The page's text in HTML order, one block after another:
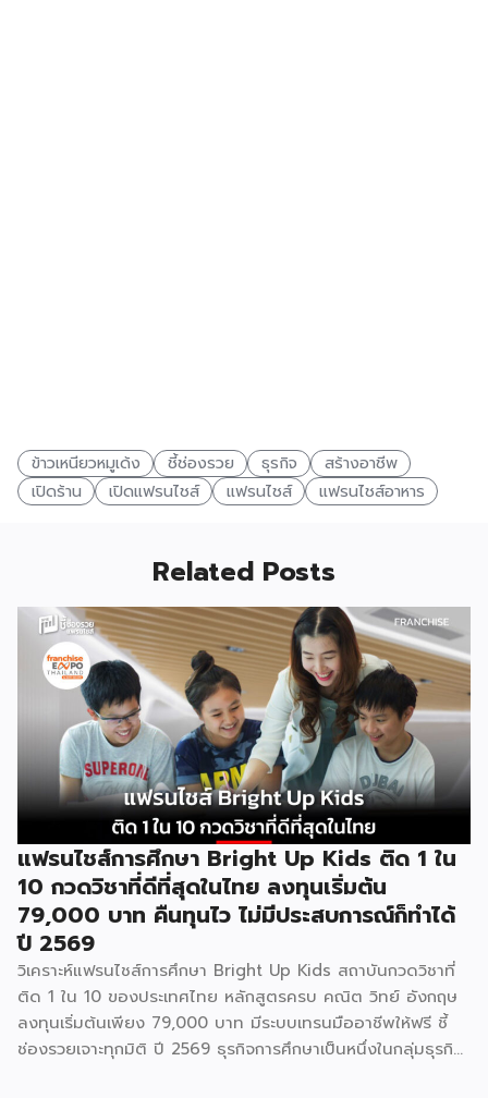
ข้าวเหนียวหมูเด้ง ชี้ช่องรวย ธุรกิจ
สร้างอาชีพ
เปิดร้าน
เปิดแฟรนไชส์ แฟรนไชส์ แฟรนไชส์อาหาร
Related Posts
แฟรนไชส์การศึกษา Bright Up Kids ติด 1 ใน
10 กวดวิชาที่ดีที่สุดในไทย ลงทุนเริ่มต้น
79,000 บาท คืนทุนไว ไม่มีประสบการณ์ก็ทำได้
ปี 2569
วิเคราะห์แฟรนไชส์การศึกษา Bright Up Kids สถาบันกวดวิชาที่
ติด 1 ใน 10 ของประเทศไทย หลักสูตรครบ คณิต วิทย์ อังกฤษ
ลงทุนเริ่มต้นเพียง 79,000 บาท มีระบบเทรนมืออาชีพให้ฟรี ชี้
ช่องรวยเจาะทุกมิติ ปี 2569 ธุรกิจการศึกษาเป็นหนึ่งในกลุ่มธุรกิจ